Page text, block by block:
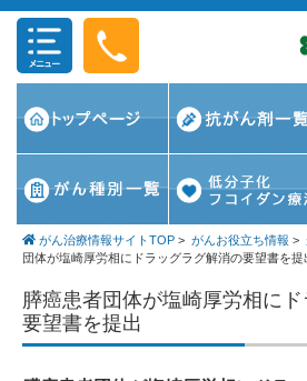
コンテンツに移動
がん治療情報サイトTOP >がんお役立ち情報 >
団体が塩崎厚労相にドラッグラグ解消の要望書を提
膵癌患者団体が塩崎厚労相に
要望書を提出